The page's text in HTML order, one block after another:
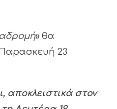
» θα
23
αποκλειστικά στον